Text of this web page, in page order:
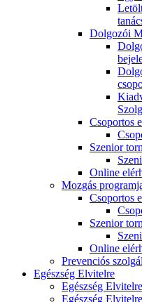
Dolgozói
Csoportos
Szenior
Online
Mozgás
Csoportos
Szenior
Online
Prevenciós
Egészség Elvitelre
Egészség Elvitelre
Egészség Elvitelre